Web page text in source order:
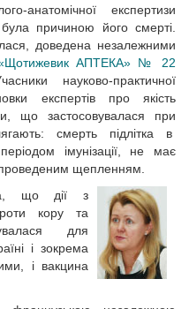
анатомічної експертизи
причиною його смерті.
доведена незалежними
АПТЕКА» № 22
науково-практичної
експертів про якість
що застосовувалася при
смерть підлітка в
імунізації, не має
проведеним щепленням.
що дії з
кору та
для
і зокрема
і вакцина